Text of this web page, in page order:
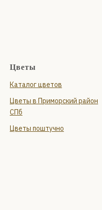
Цветы
Каталог цветов
Цветы в Приморский район
СПб
Цветы поштучно